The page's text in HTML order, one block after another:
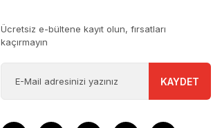
Ücretsiz e-bültene kayıt olun, fırsatları
kaçırmayın
KAYDET